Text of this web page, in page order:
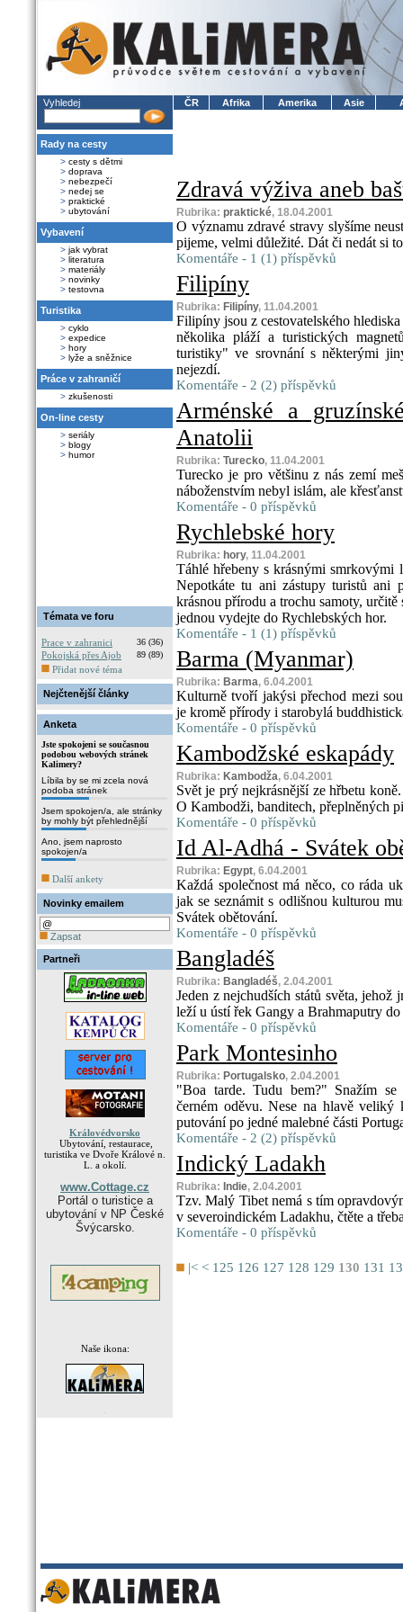
Vyhledej
Rady na cesty
> cesty s dětmi
> doprava
> nebezpečí
> nedej se
> praktické
> ubytování
Vybavení
> jak vybrat
> literatura
> materiály
> novinky
> testovna
Turistika
> cyklo
> expedice
> hory
> lyže a sněžnice
Práce v zahraničí
> zkušenosti
On-line cesty
> seriály
> blogy
> humor
Témata ve foru
Prace v zahranici 36 (36)
Pokojská přes Ajob 89 (89)
Přidat nové téma
Nejčtenější články
Anketa
Jste spokojeni se současnou
podobou webových stránek
Kalimery?
Líbila by se mi zcela nová
podoba stránek
Jsem spokojen/a, ale stránky
by mohly být přehlednější
Ano, jsem naprosto
spokojen/a
Další ankety
Novinky emailem
Zapsat
Partneři
Královédvorsko
Ubytování, restaurace,
turistika ve Dvoře Králové n.
L. a okolí.
www.Cottage.cz
Portál o turistice a
ubytování v NP České
Švýcarsko.
Naše ikona:
ČR Afrika Amerika Asie
Zdravá výživa aneb
Rubrika: praktické, 18.04.2001
O významu zdravé stravy slyšíme
pijeme, velmi důležité. Dát či nedát si
Komentáře - 1 (1) příspěvků
Filipíny
Rubrika: Filipíny, 11.04.2001
Filipíny jsou z cestovatelského
několika pláží a turistických
turistiky" ve srovnání s některými
nejezdí.
Komentáře - 2 (2) příspěvků
Arménské a
Anatolii
Rubrika: Turecko, 11.04.2001
Turecko je pro většinu z nás zemí
náboženstvím nebyl islám, ale
Komentáře - 0 příspěvků
Rychlebské hory
Rubrika: hory, 11.04.2001
Táhlé hřebeny s krásnými smrkovými
Nepotkáte tu ani zástupy turistů ani
krásnou přírodu a trochu samoty, určitě
jednou vydejte do Rychlebských hor.
Komentáře - 1 (1) příspěvků
Barma (Myanmar)
Rubrika: Barma, 6.04.2001
Kulturně tvoří jakýsi přechod mezi
je kromě přírody i starobylá
Komentáře - 0 příspěvků
Kambodžské eskapády
Rubrika: Kambodža, 6.04.2001
Svět je prý nejkrásnější ze hřbetu
O Kambodži, banditech, přeplněných
Komentáře - 0 příspěvků
Id Al-Adhá - Svátek
Rubrika: Egypt, 6.04.2001
Každá společnost má něco, co ráda
jak se seznámit s odlišnou kulturou
Svátek obětování.
Komentáře - 0 příspěvků
Bangladéš
Rubrika: Bangladéš, 2.04.2001
Jeden z nejchudších států světa,
leží u ústí řek Gangy a Brahmaputry
Komentáře - 0 příspěvků
Park Montesinho
Rubrika: Portugalsko, 2.04.2001
"Boa tarde. Tudu bem?" Snažím
černém oděvu. Nese na hlavě
putování po jedné malebné části
Komentáře - 2 (2) příspěvků
Indický Ladakh
Rubrika: Indie, 2.04.2001
Tzv. Malý Tibet nemá s tím
v severoindickém Ladakhu, čtěte a
Komentáře - 0 příspěvků
|< < 125 126 127 128 129 130 131